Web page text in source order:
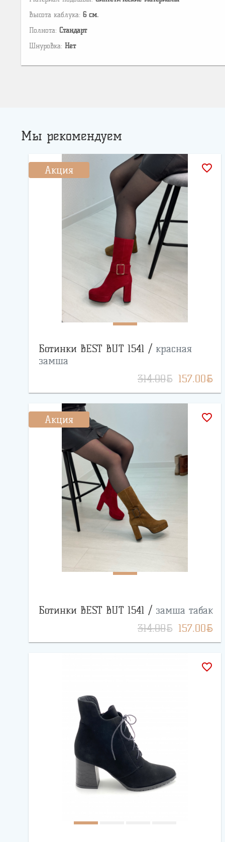
Высота каблука: 6 см.
Полнота: Стандарт
Шнуровка: Нет
Мы рекомендуем
Акция favorite_border
Ботинки BEST BUT 1541 / красная
замша
314.00BYN 157.00BYN
Акция favorite_border
Ботинки BEST BUT 1541 / замша табак
314.00BYN 157.00BYN
favorite_border